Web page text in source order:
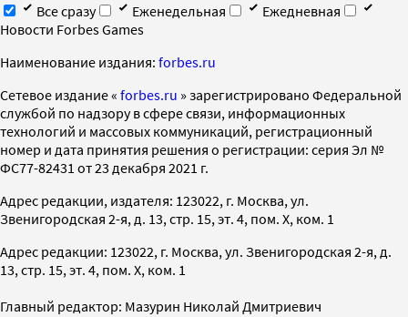
Все сразу
Еженедельная
Ежедневная
Новости Forbes Games
Наименование издания: forbes.ru
Cетевое издание « forbes.ru » зарегистрировано Федеральной
службой по надзору в сфере связи, информационных
технологий и массовых коммуникаций, регистрационный
номер и дата принятия решения о регистрации: серия Эл №
ФС77-82431 от 23 декабря 2021 г.
Адрес редакции, издателя: 123022, г. Москва, ул.
Звенигородская 2-я, д. 13, стр. 15, эт. 4, пом. X, ком. 1
Адрес редакции: 123022, г. Москва, ул. Звенигородская 2-я, д.
13, стр. 15, эт. 4, пом. X, ком. 1
Главный редактор: Мазурин Николай Дмитриевич